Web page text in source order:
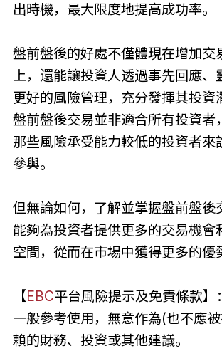
出時機，最大限度地提高成功率。
盤前盤後的好處不僅體現在增加交
上，還能讓投資人透過事先回應、
更好的風險管理，充分發揮其投資
盤前盤後交易並非適合所有投資者
那些風險承受能力較低的投資者來
參與。
但無論如何，了解並掌握盤前盤後
能夠為投資者提供更多的交易機會
空間，從而在市場中獲得更多的優
【EBC平台風險提示及免責條款】
一般參考使用，無意作為(也不應
賴的財務、投資或其他建議。